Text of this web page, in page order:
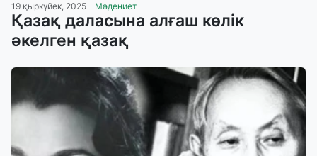
19 қыркүйек, 2025 Мәдениет
Қазақ даласына алғаш көлік
әкелген қазақ